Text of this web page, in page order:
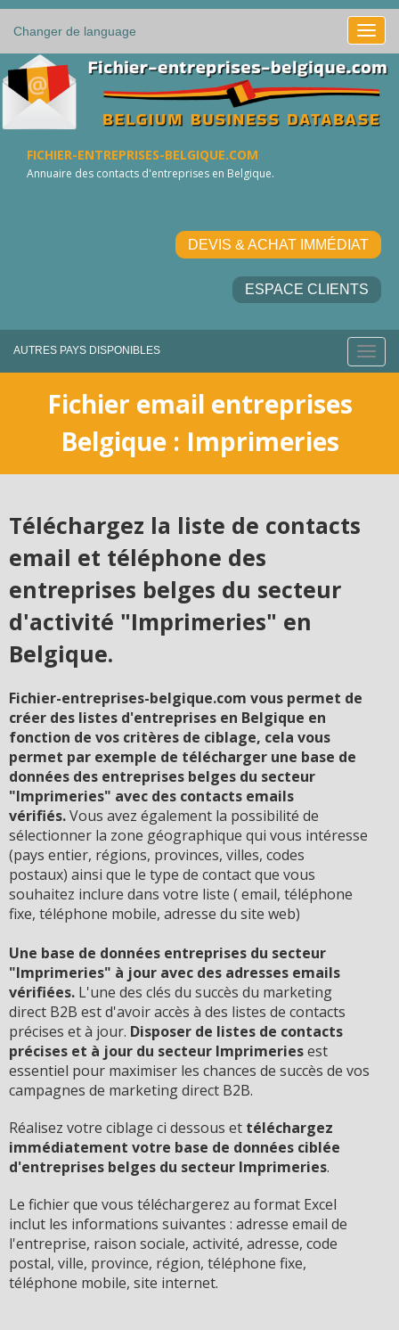
Changer de language
FICHIER-ENTREPRISES-BELGIQUE.COM
Annuaire des contacts d'entreprises en Belgique.
DEVIS & ACHAT IMMÉDIAT
ESPACE CLIENTS
AUTRES PAYS DISPONIBLES
Fichier email entreprises
Belgique : Imprimeries
Téléchargez la liste de contacts
email et téléphone des
entreprises belges du secteur
d'activité "Imprimeries" en
Belgique.
Fichier-entreprises-belgique.com vous permet de
créer des listes d'entreprises en Belgique en
fonction de vos critères de ciblage, cela vous
permet par exemple de télécharger une base de
données des entreprises belges du secteur
"Imprimeries" avec des contacts emails
vérifiés.Vous avez également la possibilité de
sélectionner la zone géographique qui vous intéresse
(pays entier, régions, provinces, villes, codes
postaux) ainsi que le type de contact que vous
souhaitez inclure dans votre liste ( email, téléphone
fixe, téléphone mobile, adresse du site web)
Une base de données entreprises du secteur
"Imprimeries" à jour avec des adresses emails
vérifiées. L'une des clés du succès du marketing
direct B2B est d'avoir accès à des listes de contacts
précises et à jour. Disposer de listes de contacts
précises et à jour du secteur Imprimeriesest
essentiel pour maximiser les chances de succès de vos
campagnes de marketing direct B2B.
Réalisez votre ciblage ci dessous et téléchargez
immédiatement votre base de données ciblée
d'entreprises belges du secteur Imprimeries.
Le fichier que vous téléchargerez au format Excel
inclut les informations suivantes : adresse email de
l'entreprise, raison sociale, activité, adresse, code
postal, ville, province, région, téléphone fixe,
téléphone mobile, site internet.